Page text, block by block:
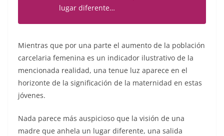
lugar diferente…
Mientras que por una parte el aumento de la población
carcelaria femenina es un indicador ilustrativo de la
mencionada realidad, una tenue luz aparece en el
horizonte de la significación de la maternidad en estas
jóvenes.
Nada parece más auspicioso que la visión de una
madre que anhela un lugar diferente, una salida